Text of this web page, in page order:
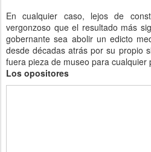
En cualquier caso, lejos de
vergonzoso que el resultado más
gobernante sea abolir un edicto
desde décadas atrás por su propio
fuera pieza de museo para cualquier
Los opositores